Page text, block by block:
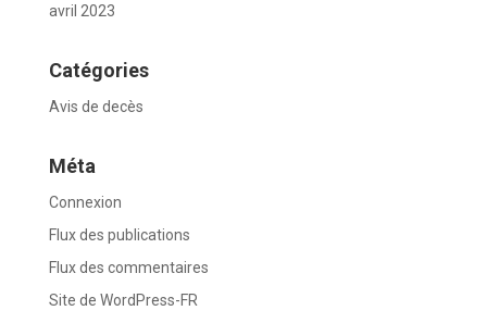
avril 2023
Catégories
Avis de decès
Méta
Connexion
Flux des publications
Flux des commentaires
Site de WordPress-FR